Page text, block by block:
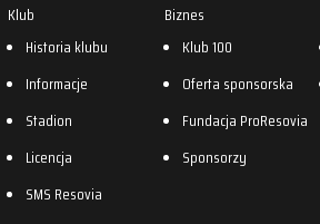
Klub
Historia klubu
Informacje
Stadion
Licencja
SMS Resovia
Biznes
Klub 100
Oferta sponsorska
Fundacja ProResovia
Sponsorzy